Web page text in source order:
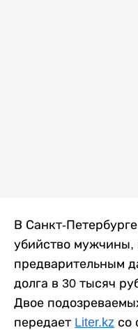
В Санкт-
убийство мужчины,
предварительным
долга в 30 тысяч
Двое
передает Liter.kz со